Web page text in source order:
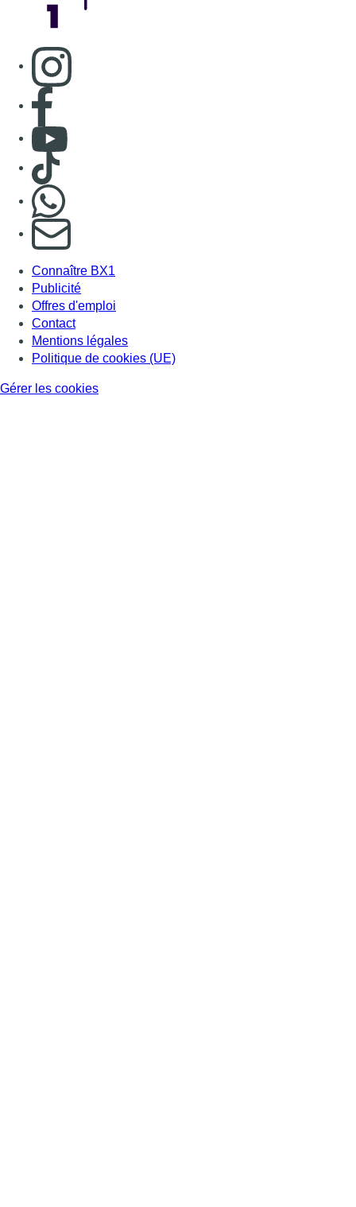
Consulter page Instagram
Consulter page Facebook
Consulter Youtube
Consulter TikTok
S'abonner à notre newsletter
Connaître BX1
Publicité
Offres d'emploi
Contact
Mentions légales
Politique de cookies (UE)
Gérer les cookies